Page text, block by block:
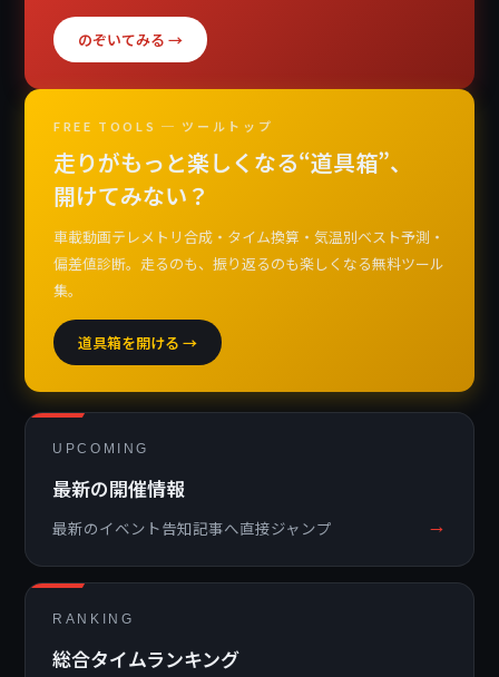
のぞいてみる →
FREE TOOLS ─ ツールトップ
走りがもっと楽しくなる“道具箱”、
開けてみない？
車載動画テレメトリ合成・タイム換算・気温別ベスト予測・
偏差値診断。走るのも、振り返るのも楽しくなる無料ツール
集。
道具箱を開ける →
UPCOMING
最新の開催情報
最新のイベント告知記事へ直接ジャンプ →
RANKING
総合タイムランキング